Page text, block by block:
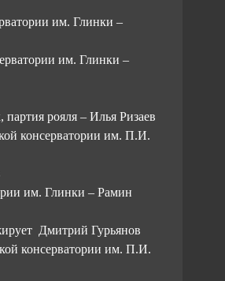
им. Глинки –
им. Глинки –
рояля – Илья Ризаев
консерватории им. П.И.
им. Глинки – Рамин
Дмитрий Гурьянов
консерватории им. П.И.